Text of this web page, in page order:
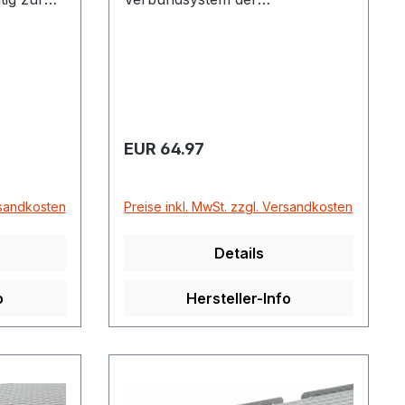
Regulärer Preis:
EUR 64.97
Preise inkl. MwSt. zzgl. Versandkosten
Details
Hersteller-Info